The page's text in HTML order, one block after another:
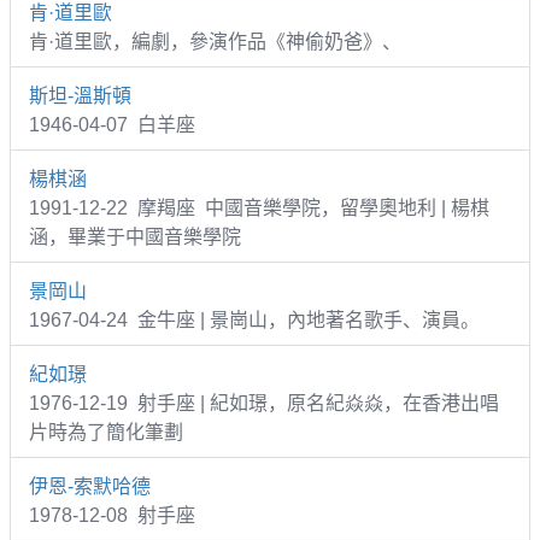
肯·道里歐
肯·道里歐，編劇，參演作品《神偷奶爸》、
斯坦-溫斯頓
1946-04-07 白羊座
楊棋涵
1991-12-22 摩羯座 中國音樂學院，留學奧地利 | 楊棋
涵，畢業于中國音樂學院
景岡山
1967-04-24 金牛座 | 景崗山，內地著名歌手、演員。
紀如璟
1976-12-19 射手座 | 紀如璟，原名紀焱焱，在香港出唱
片時為了簡化筆劃
伊恩-索默哈德
1978-12-08 射手座